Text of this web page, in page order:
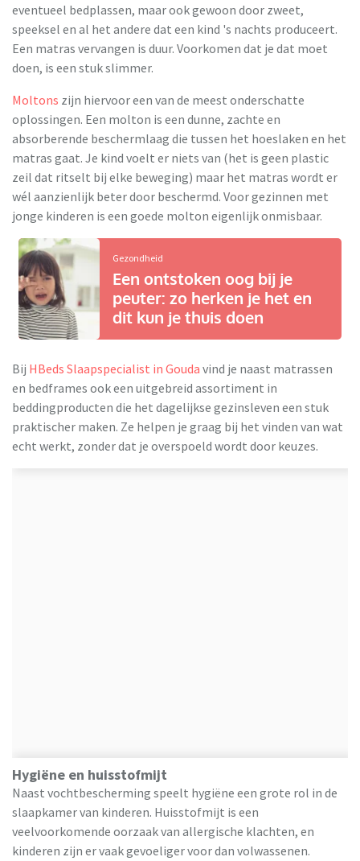
eventueel bedplassen, maar ook gewoon door zweet,
speeksel en al het andere dat een kind 's nachts produceert.
Een matras vervangen is duur. Voorkomen dat je dat moet
doen, is een stuk slimmer.
Moltons zijn hiervoor een van de meest onderschatte
oplossingen. Een molton is een dunne, zachte en
absorberende beschermlaag die tussen het hoeslaken en het
matras gaat. Je kind voelt er niets van (het is geen plastic
zeil dat ritselt bij elke beweging) maar het matras wordt er
wél aanzienlijk beter door beschermd. Voor gezinnen met
jonge kinderen is een goede molton eigenlijk onmisbaar.
Gezondheid
Een ontstoken oog bij je
peuter: zo herken je het en
dit kun je thuis doen
Bij HBeds Slaapspecialist in Gouda vind je naast matrassen
en bedframes ook een uitgebreid assortiment in
beddingproducten die het dagelijkse gezinsleven een stuk
praktischer maken. Ze helpen je graag bij het vinden van wat
echt werkt, zonder dat je overspoeld wordt door keuzes.
Hygiëne en huisstofmijt
Naast vochtbescherming speelt hygiëne een grote rol in de
slaapkamer van kinderen. Huisstofmijt is een
veelvoorkomende oorzaak van allergische klachten, en
kinderen zijn er vaak gevoeliger voor dan volwassenen.